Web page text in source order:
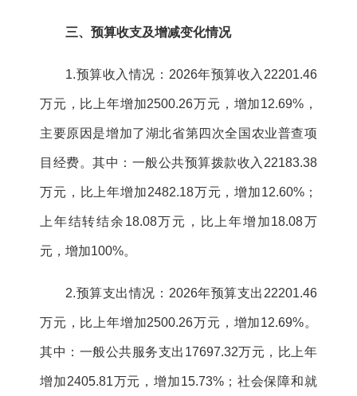
三、预算收支及增减变化情况
1.预算收入情况：2026年预算收入22201.46
万元，比上年增加2500.26万元，增加12.69%，
主要原因是增加了湖北省第四次全国农业普查项
目经费。其中：一般公共预算拨款收入22183.38
万元，比上年增加2482.18万元，增加12.60%；
上年结转结余18.08万元， 比上年增加18.08万
元， 增加100%。
2.预算支出情况：2026年预算支出22201.46
万元，比上年增加2500.26万元，增加12.69%。
其中：一般公共服务支出17697.32万元，比上年
增加2405.81万元，增加15.73%；社会保障和就